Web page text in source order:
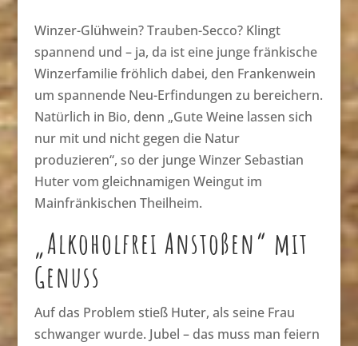
Winzer-Glühwein? Trauben-Secco? Klingt
spannend und – ja, da ist eine junge fränkische
Winzerfamilie fröhlich dabei, den Frankenwein
um spannende Neu-Erfindungen zu bereichern.
Natürlich in Bio, denn „Gute Weine lassen sich
nur mit und nicht gegen die Natur
produzieren“, so der junge Winzer Sebastian
Huter vom gleichnamigen Weingut im
Mainfränkischen Theilheim.
„Alkoholfrei Anstoßen“ mit
Genuss
Auf das Problem stieß Huter, als seine Frau
schwanger wurde. Jubel – das muss man feiern